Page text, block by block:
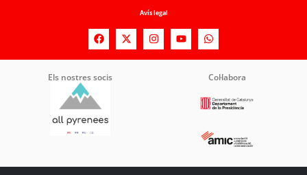
Avís legal
Els nostres socis Col·labora